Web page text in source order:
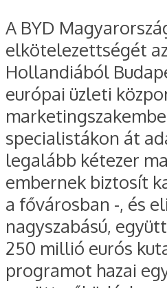
A BYD
elkötelezettségét
Hollandiából
európai üzleti
specialistákon át
legalább kétezer
embernek biztosít
a fővárosban -, és
nagyszabású,
250 millió eurós
programot hazai